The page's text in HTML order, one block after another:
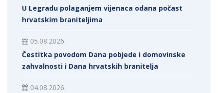
U Legradu polaganjem vijenaca odana počast
hrvatskim braniteljima
05.08.2026.
Čestitka povodom Dana pobjede i domovinske
zahvalnosti i Dana hrvatskih branitelja
04.08.2026.